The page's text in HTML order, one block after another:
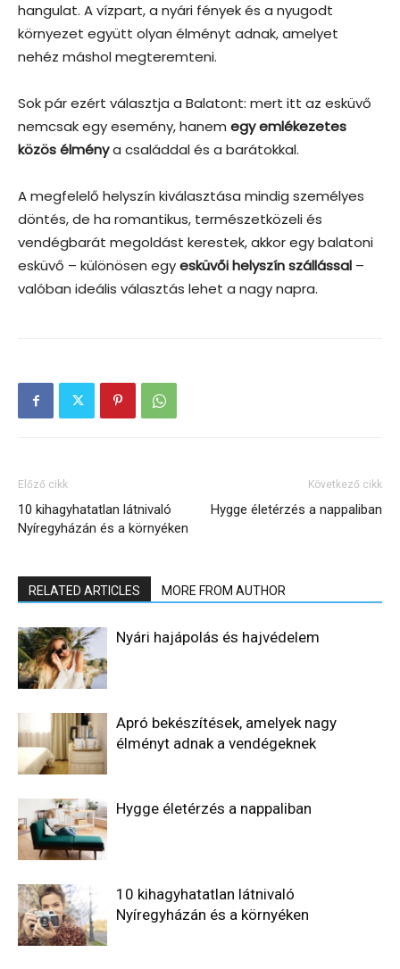
hangulat. A vízpart, a nyári fények és a nyugodt
környezet együtt olyan élményt adnak, amelyet
nehéz máshol megteremteni.
Sok pár ezért választja a Balatont: mert itt az esküvő
nemcsak egy esemény, hanem egy emlékezetes
közös élménya családdal és a barátokkal.
A megfelelő helyszín kiválasztása mindig személyes
döntés, de ha romantikus, természetközeli és
vendégbarát megoldást kerestek, akkor egy balatoni
esküvő – különösen egyesküvői helyszín szállással –
valóban ideális választás lehet a nagy napra.
Előző cikk
10 kihagyhatatlan látnivaló
Nyíregyházán és a környéken
Következő cikk
Hygge életérzés a nappaliban
RELATED ARTICLES MORE FROM AUTHOR
Nyári hajápolás és hajvédelem
Apró bekészítések, amelyek nagy
élményt adnak a vendégeknek
Hygge életérzés a nappaliban
10 kihagyhatatlan látnivaló
Nyíregyházán és a környéken